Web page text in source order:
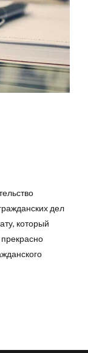
дел
который